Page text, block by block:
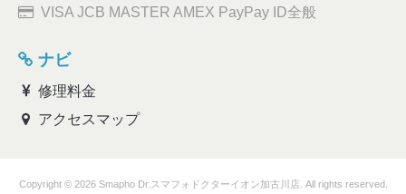
VISA JCB MASTER AMEX PayPay ID全般
ナビ
修理料金
アクセスマップ
Copyright © 2026 Smapho Dr.スマフォドクターイオン加古川店. All rights reserved.